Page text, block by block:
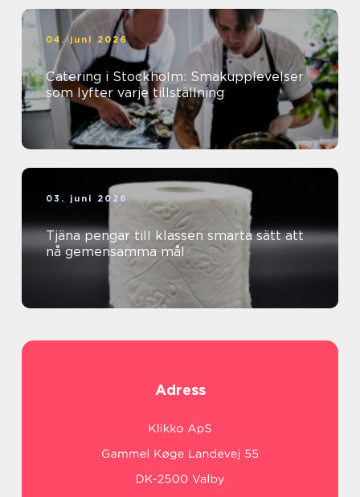
04. juni 2026
Catering i Stockholm: Smakupplevelser
som lyfter varje tillställning
03. juni 2026
Tjäna pengar till klassen smarta sätt att
nå gemensamma mål
Adress